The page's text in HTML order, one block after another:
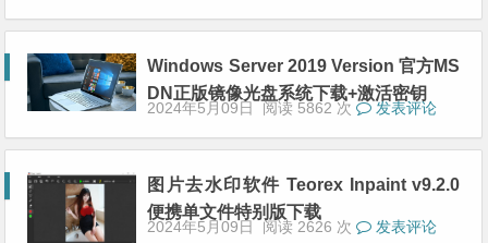
Windows Server 2019 Version 官方MS
DN正版镜像光盘系统下载+激活密钥
2024年5月09日 阅读 5862 次 发表评论
图片去水印软件 Teorex Inpaint v9.2.0
便携单文件特别版下载
2024年5月09日 阅读 2626 次 发表评论